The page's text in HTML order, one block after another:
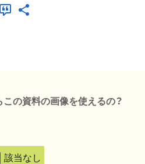
この資料の画像を使えるの？
該当なし